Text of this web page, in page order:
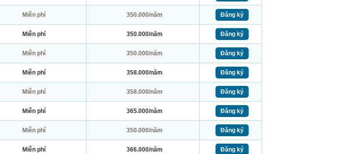
Miễn phí 350.000/năm Đăng ký
Miễn phí 350.000/năm Đăng ký
Miễn phí 350.000/năm Đăng ký
Miễn phí 358.000/năm Đăng ký
Miễn phí 358.000/năm Đăng ký
Miễn phí 365.000/năm Đăng ký
Miễn phí 350.000/năm Đăng ký
Miễn phí 366.000/năm Đăng ký